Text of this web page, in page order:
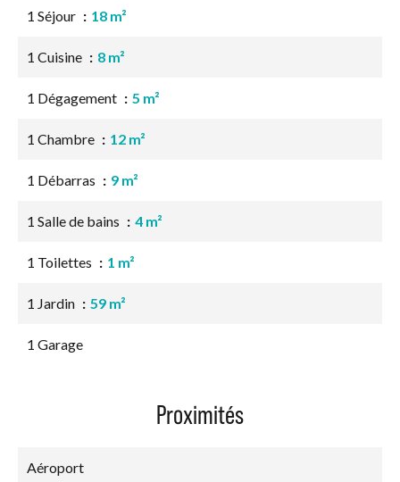
1 Séjour 18 m²
1 Cuisine 8 m²
1 Dégagement 5 m²
1 Chambre 12 m²
1 Débarras 9 m²
1 Salle de bains 4 m²
1 Toilettes 1 m²
1 Jardin 59 m²
1 Garage
Proximités
Aéroport